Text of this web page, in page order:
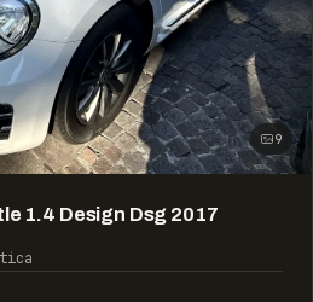
9
1.4 Design Dsg 2017